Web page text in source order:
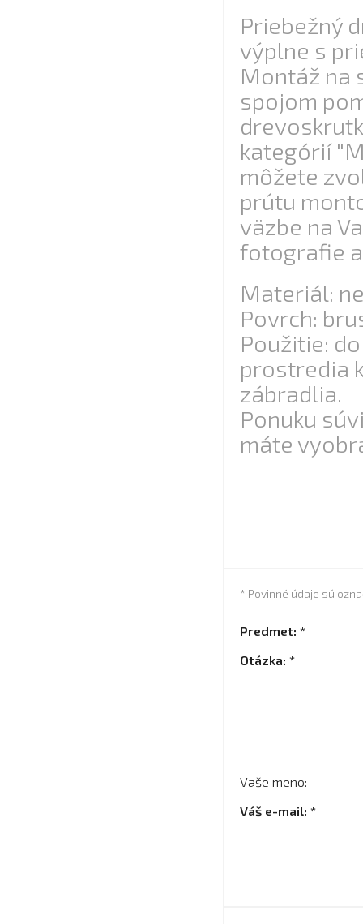
Priebežný
výplne s
Montáž na
spojom
kategórií
môžete
prútu
väzbe na
fotografie
Materiál:
Povrch:
Použitie:
prostredia
zábradlia.
Ponuku
máte
* Povinné údaje sú
Predmet: *
Otázka: *
Vaše meno:
Váš e-mail: *